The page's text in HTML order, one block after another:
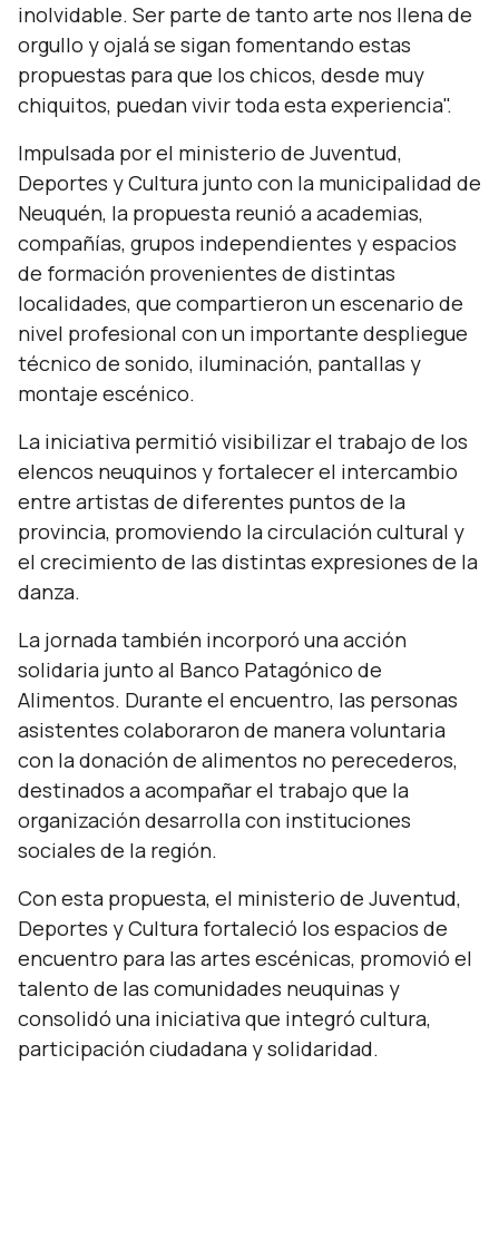
inolvidable. Ser parte de tanto arte nos llena de
orgullo y ojalá se sigan fomentando estas
propuestas para que los chicos, desde muy
chiquitos, puedan vivir toda esta experiencia".
Impulsada por el ministerio de Juventud,
Deportes y Cultura junto con la municipalidad de
Neuquén, la propuesta reunió a academias,
compañías, grupos independientes y espacios
de formación provenientes de distintas
localidades, que compartieron un escenario de
nivel profesional con un importante despliegue
técnico de sonido, iluminación, pantallas y
montaje escénico.
La iniciativa permitió visibilizar el trabajo de los
elencos neuquinos y fortalecer el intercambio
entre artistas de diferentes puntos de la
provincia, promoviendo la circulación cultural y
el crecimiento de las distintas expresiones de la
danza.
La jornada también incorporó una acción
solidaria junto al Banco Patagónico de
Alimentos. Durante el encuentro, las personas
asistentes colaboraron de manera voluntaria
con la donación de alimentos no perecederos,
destinados a acompañar el trabajo que la
organización desarrolla con instituciones
sociales de la región.
Con esta propuesta, el ministerio de Juventud,
Deportes y Cultura fortaleció los espacios de
encuentro para las artes escénicas, promovió el
talento de las comunidades neuquinas y
consolidó una iniciativa que integró cultura,
participación ciudadana y solidaridad.